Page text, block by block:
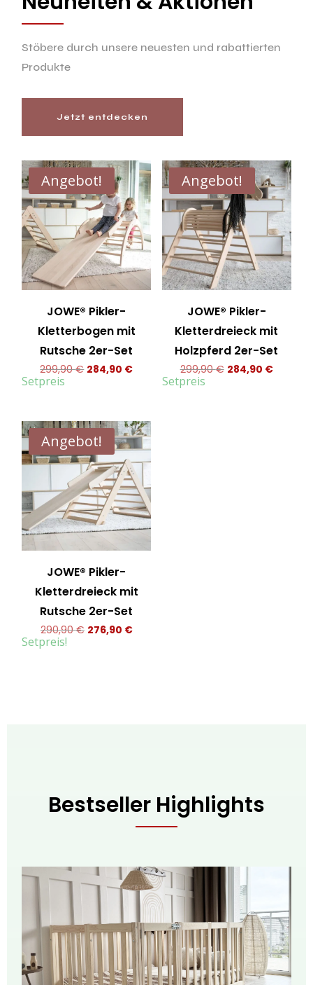
Stöbere durch unsere neuesten und rabattierten
Produkte
Jetzt entdecken
Angebot!
JOWE® Pikler-
Kletterbogen mit
Rutsche 2er-Set
299,90€ Ursprünglicher
Preis
284,90 €Aktueller
Preis
284,90 €.
Setpreis
Angebot!
JOWE® Pikler-
Kletterdreieck mit
Holzpferd 2er-Set
299,90€ Ursprünglicher
Preis
284,90 €Preis
Setpreis
Angebot!
JOWE® Pikler-
Kletterdreieck mit
Rutsche 2er-Set
290,90€ Ursprünglicher
Preis
276,90 €Aktueller
Preis
Setpreis!
Bestseller Highlights